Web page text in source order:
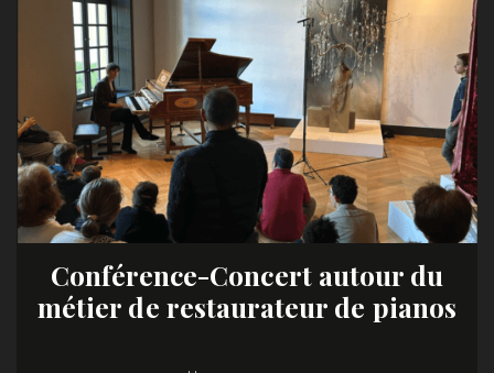
Conférence-Concert autour du
métier de restaurateur de pianos